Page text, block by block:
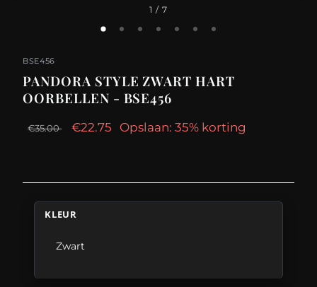
1 / 7
BSE456
PANDORA STYLE ZWART HART
OORBELLEN - BSE456
€35.00 €22.75 Opslaan: 35% korting
KLEUR
Zwart